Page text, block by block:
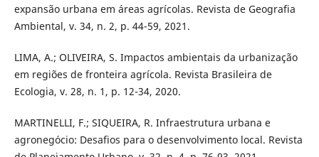
expansão urbana em áreas agrícolas. Revista de Geografia
Ambiental, v. 34, n. 2, p. 44-59, 2021.
LIMA, A.; OLIVEIRA, S. Impactos ambientais da urbanização
em regiões de fronteira agrícola. Revista Brasileira de
Ecologia, v. 28, n. 1, p. 12-34, 2020.
MARTINELLI, F.; SIQUEIRA, R. Infraestrutura urbana e
agronegócio: Desafios para o desenvolvimento local. Revista